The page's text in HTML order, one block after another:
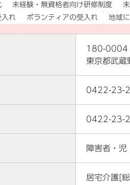
未経験・無資格者向け研修制度
れ
ボランティアの受入れ 地域
180-0004
東京都武
0422-23-
0422-23-
障害者・児
居宅介護[